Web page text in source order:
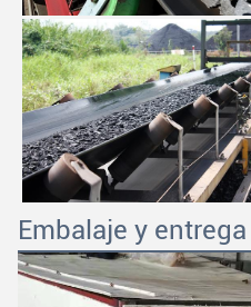
Embalaje y entrega